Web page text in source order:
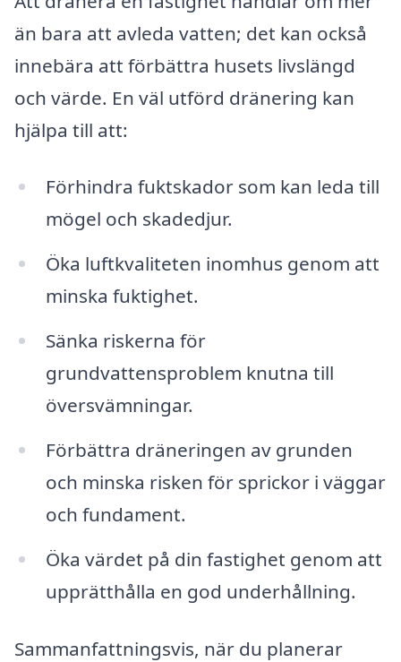
än bara att avleda vatten; det kan också
innebära att förbättra husets livslängd
och värde. En väl utförd dränering kan
hjälpa till att:
Förhindra fuktskador som kan leda till
mögel och skadedjur.
Öka luftkvaliteten inomhus genom att
minska fuktighet.
Sänka riskerna för
grundvattensproblem knutna till
översvämningar.
Förbättra dräneringen av grunden
och minska risken för sprickor i väggar
och fundament.
Öka värdet på din fastighet genom att
upprätthålla en god underhållning.
Sammanfattningsvis, när du planerar